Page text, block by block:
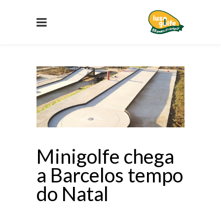
Minigolfe chega
a Barcelos tempo
do Natal